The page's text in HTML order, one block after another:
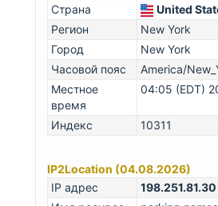
Страна
United
Регион
New York
Город
New York
Часовой пояс
America/
Местное
время
04:05 (EDT)
Индекс
10311
IP2Location (04.08.2026)
IP адрес
198.251.81.30